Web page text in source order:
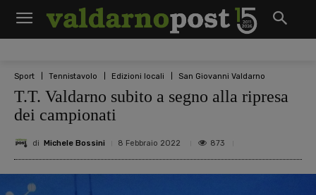
Sport Tennistavolo Edizioni locali San Giovanni Valdarno
T.T. Valdarno subito a segno alla ripresa
dei campionati
di Michele Bossini 8 Febbraio 2022 873